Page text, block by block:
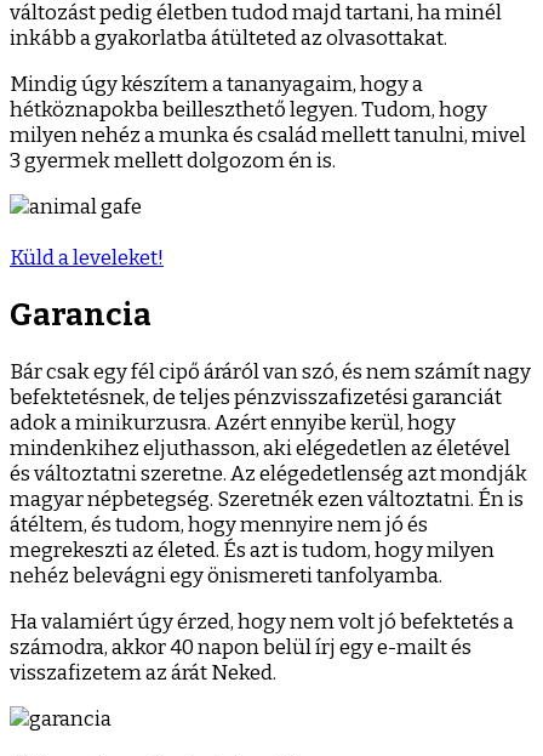
változást pedig életben tudod majd tartani, ha minél
inkább a gyakorlatba átülteted az olvasottakat.
Mindig úgy készítem a tananyagaim, hogy a
hétköznapokba beilleszthető legyen. Tudom, hogy
milyen nehéz a munka és család mellett tanulni, mivel
3 gyermek mellett dolgozom én is.
Küld a leveleket!
Garancia
Bár csak egy fél cipő áráról van szó, és nem számít nagy
befektetésnek, de teljes pénzvisszafizetési garanciát
adok a minikurzusra. Azért ennyibe kerül, hogy
mindenkihez eljuthasson, aki elégedetlen az életével
és változtatni szeretne. Az elégedetlenség azt mondják
magyar népbetegség. Szeretnék ezen változtatni. Én is
átéltem, és tudom, hogy mennyire nem jó és
megrekeszti az életed. És azt is tudom, hogy milyen
nehéz belevágni egy önismereti tanfolyamba.
Ha valamiért úgy érzed, hogy nem volt jó befektetés a
számodra, akkor 40 napon belül írj egy e-mailt és
visszafizetem az árát Neked.